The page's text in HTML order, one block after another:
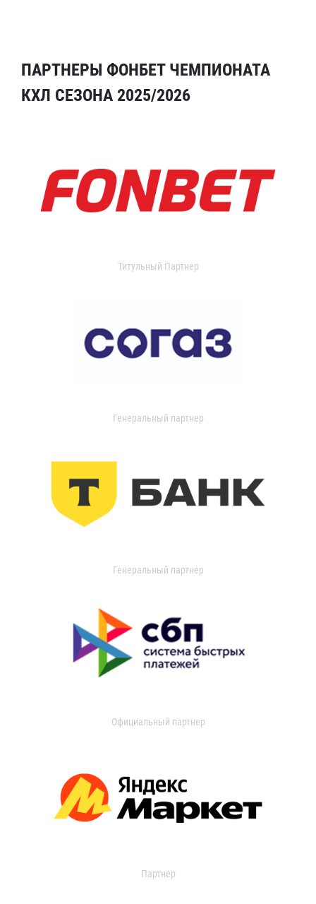
ПАРТНЕРЫ ФОНБЕТ ЧЕМПИОНАТА
КХЛ СЕЗОНА 2025/2026
Титульный Партнер
Генеральный партнер
Генеральный партнер
Официальный партнер
Партнер